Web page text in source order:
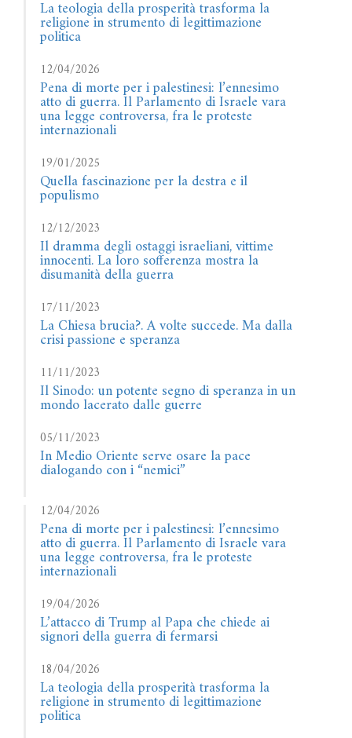
La teologia della prosperità trasforma la
religione in strumento di legittimazione
politica
12/04/2026
Pena di morte per i palestinesi: l’ennesimo
atto di guerra. Il Parlamento di Israele vara
una legge controversa, fra le proteste
internazionali
19/01/2025
Quella fascinazione per la destra e il
populismo
12/12/2023
Il dramma degli ostaggi israeliani, vittime
innocenti. La loro sofferenza mostra la
disumanità della guerra
17/11/2023
La Chiesa brucia?. A volte succede. Ma dalla
crisi passione e speranza
11/11/2023
Il Sinodo: un potente segno di speranza in un
mondo lacerato dalle guerre
05/11/2023
In Medio Oriente serve osare la pace
dialogando con i “nemici”
12/04/2026
Pena di morte per i palestinesi: l’ennesimo
atto di guerra. Il Parlamento di Israele vara
una legge controversa, fra le proteste
internazionali
19/04/2026
L’attacco di Trump al Papa che chiede ai
signori della guerra di fermarsi
18/04/2026
La teologia della prosperità trasforma la
religione in strumento di legittimazione
politica